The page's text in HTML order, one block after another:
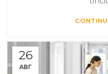
26
АВГ